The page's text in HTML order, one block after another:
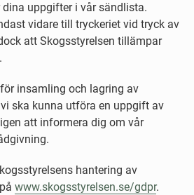
uppgifter i vår sändlista.
vidare till tryckeriet vid tryck av
att Skogsstyrelsen tillämpar
insamling och lagring av
ska kunna utföra en uppgift av
att informera dig om vår
hantering av
www.skogsstyrelsen.se/gdpr.